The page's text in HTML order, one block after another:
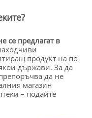
се предлагат в
продукт на по-
държави. За да
да не
магазин
– подайте